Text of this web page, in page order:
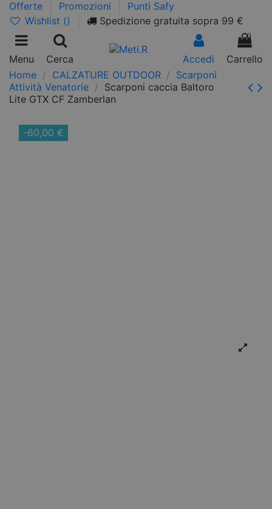
Offerte Promozioni
Punti Safy
Wishlist () Spedizione gratuita sopra 99 €
Menu Cerca Accedi
0
Carrello
Home
CALZATURE OUTDOOR
Scarponi
Attività Venatorie
Scarponi caccia Baltoro
Lite GTX CF Zamberlan
-60,00 €